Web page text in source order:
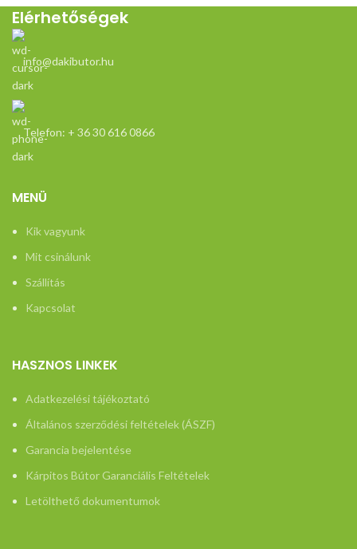
felső magasító kérhető hozzá
Elérhetőségek
info@dakibutor.hu
Telefon: + 36 30 616 0866
MENÜ
Kik vagyunk
Mit csinálunk
Szállítás
Kapcsolat
HASZNOS LINKEK
Adatkezelési tájékoztató
Általános szerződési feltételek (ÁSZF)
Garancia bejelentése
Kárpitos Bútor Garanciális Feltételek
Letölthető dokumentumok